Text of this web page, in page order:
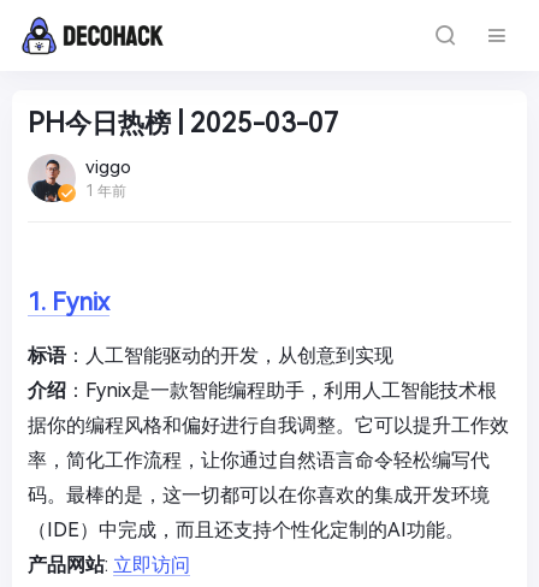
PH今日热榜 | 2025-03-07
viggo
1 年前
1. Fynix
标语：人工智能驱动的开发，从创意到实现
介绍 ：Fynix是一款智能编程助手，利用人工智能技术根
据你的编程风格和偏好进行自我调整。它可以提升工作效
率，简化工作流程，让你通过自然语言命令轻松编写代
码。最棒的是，这一切都可以在你喜欢的集成开发环境
（IDE）中完成，而且还支持个性化定制的AI功能。
产品网站: 立即访问